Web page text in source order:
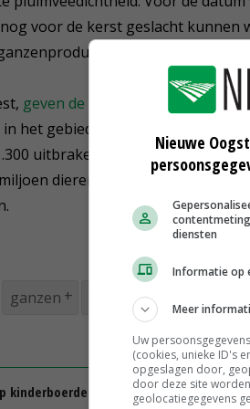
voor de kerst geslacht kunnen
geven de organisaties in
het gebied 40 procent lager
uitbraken van
dieren moesten hiervoor
ganzen Frankrijk
kinderboerderij
Nieuwe
diensten
Informatie op
Meer
Uw
(cookies, unieke ID's
opgeslagen door,
door deze site
geolocatiegegevens